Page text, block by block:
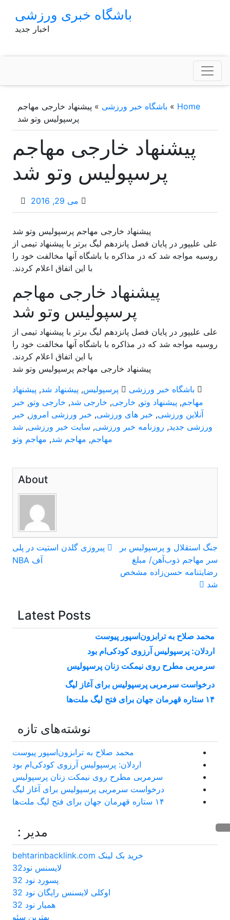
باشگاه خبری ورزشی
اخبار جدید
Home
» باشگاه خبر ورزشی » پیشنهاد خارجی مهاجم
پرسپولیس وتو شد
پیشنهاد خارجی مهاجم
پرسپولیس وتو شد
می 29, 2016
پیشنهاد خارجی مهاجم پرسپولیس وتو شد
علی علیپور در پایان فصل پانزدهم لیگ برتر با پیشنهاد تیمی از
روسیه مواجه شد که در مذاکره با باشگاه آنها مخالفت خود را
با این اتفاق اعلام کردند.
پیشنهاد خارجی مهاجم
پرسپولیس وتو شد
علی علیپور در پایان فصل پانزدهم لیگ برتر با پیشنهاد تیمی از
روسیه مواجه شد که در مذاکره با باشگاه آنها مخالفت خود را
با این اتفاق اعلام کردند.
پیشنهاد خارجی مهاجم پرسپولیس وتو شد
باشگاه خبر ورزشی
پرسپولیس, پیشنهاد شد, پیشنهاد
مهاجم, پیشنهاد وتو, خارجی, خارجی شد, خارجی وتو, خبر
آنلاین ورزشی, خبر های ورزشی, خبر ورزشی امروز , خبر
ورزشی جدید, روزنامه خبر ورزشی, سایت خبر ورزشی, شد
مهاجم, مهاجم شد, مهاجم وتو
About
راهبری
نوشته
پیروزی گلدن استیت در پلی
آف NBA
جنگ استقلال و پرسپولیس بر
سر مهاجم ذوب‌آهن/ مبلغ
رضایتنامه حسن‌زاده‌ مشخص
شد
Latest Posts
محمد صلاح به ترابزون‌اسپور پیوست
اردلان: پرسپولیس آرزوی کودکی‌ام بود
سرمربی مطرح روی نیمکت زنان پرسپولیس
درخواست سرمربی پرسپولیس برای آغاز لیگ
۱۴ ستاره قهرمان جهان برای فتح لیگ ملت‌ها
نوشته‌های تازه
محمد صلاح به ترابزون‌اسپور پیوست
اردلان: پرسپولیس آرزوی کودکی‌ام بود
سرمربی مطرح روی نیمکت زنان پرسپولیس
درخواست سرمربی پرسپولیس برای آغاز لیگ
۱۴ ستاره قهرمان جهان برای فتح لیگ ملت‌ها
مدیر :
خرید بک لینک behtarinbacklink.com
لایسنس نود32
پسورد نود 32
اوکلی لایسنس رایگان نود 32
همیار نود 32
بهترین سئو